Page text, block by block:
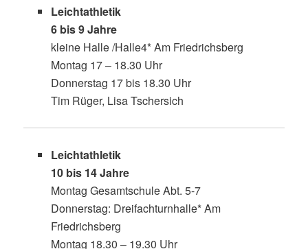
Leichtathletik
6 bis 9 Jahre
kleine Halle /Halle4* Am Friedrichsberg
Montag 17 – 18.30 Uhr
Donnerstag 17 bis 18.30 Uhr
Tim Rüger, Lisa Tschersich
Leichtathletik
10 bis 14 Jahre
Montag Gesamtschule Abt. 5-7
Donnerstag: Dreifachturnhalle* Am
Friedrichsberg
Montag 18.30 – 19.30 Uhr